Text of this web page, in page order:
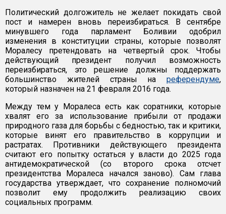
Политический долгожитель не желает покидать свой
пост и намерен вновь переизбираться. В сентябре
минувшего года парламент Боливии одобрил
изменения в конституции страны, которые позволят
Моралесу претендовать на четвертый срок. Чтобы
действующий президент получил возможность
переизбираться, это решение должны поддержать
большинство жителей страны на референдуме,
который назначен на 21 февраля 2016 года.
Между тем у Моралеса есть как соратники, которые
хвалят его за использование прибыли от продажи
природного газа для борьбы с бедностью, так и критики,
которые винят его правительство в коррупции и
растратах. Противники действующего президента
считают его попытку остаться у власти до 2025 года
антидемократической (со второго срока отсчет
президентства Моралеса начался заново). Сам глава
государства утверждает, что сохранение полномочий
позволит ему продолжить реализацию своих
социальных программ.